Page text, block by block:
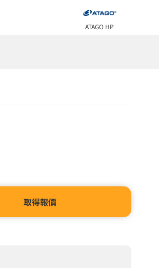
ATAGO HP
取得報價